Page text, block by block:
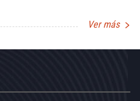
Ver más